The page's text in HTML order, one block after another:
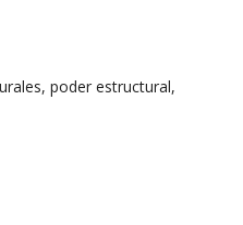
poder estructural,